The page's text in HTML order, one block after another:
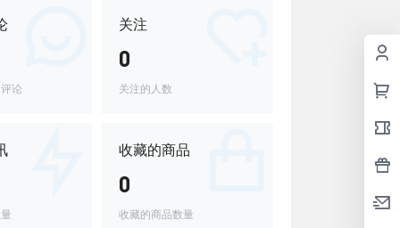
论
关注
0
关注的人数
收藏的商品
0
收藏的商品数量